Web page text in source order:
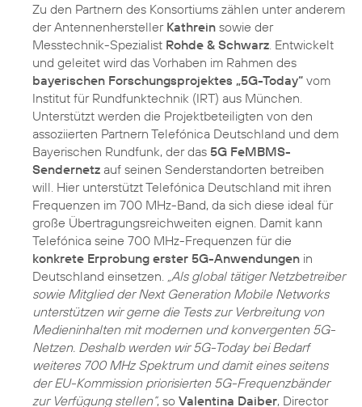
Zu den Partnern des Konsortiums zählen unter anderem
der Antennenhersteller Kathrein sowie der
Messtechnik-Spezialist Rohde & Schwarz. Entwickelt
und geleitet wird das Vorhaben im Rahmen des
bayerischen Forschungsprojektes „5G-Today“ vom
Institut für Rundfunktechnik (IRT) aus München.
Unterstützt werden die Projektbeteiligten von den
assoziierten Partnern Telefónica Deutschland und dem
Bayerischen Rundfunk, der das 5G FeMBMS-
Sendernetz auf seinen Senderstandorten betreiben
will. Hier unterstützt Telefónica Deutschland mit ihren
Frequenzen im 700 MHz-Band, da sich diese ideal für
große Übertragungsreichweiten eignen. Damit kann
Telefónica seine 700 MHz-Frequenzen für die
konkrete Erprobung erster 5G-Anwendungen in
Deutschland einsetzen. „Als global tätiger Netzbetreiber
sowie Mitglied der Next Generation Mobile Networks
unterstützen wir gerne die Tests zur Verbreitung von
Medieninhalten mit modernen und konvergenten 5G-
Netzen. Deshalb werden wir 5G-Today bei Bedarf
weiteres 700 MHz Spektrum und damit eines seitens
der EU-Kommission priorisierten 5G-Frequenzbänder
zur Verfügung stellen“, so Valentina Daiber, Director